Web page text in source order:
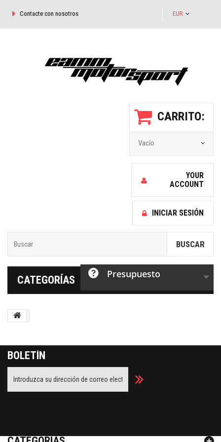
EUR
Contacte con nosotros
CARRITO:
Vacío
YOUR
ACCOUNT
INICIAR SESIÓN
BUSCAR
CATEGORÍAS Presupuesto
BOLETÍN